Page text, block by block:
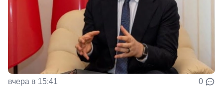
вчера в 15:41 0